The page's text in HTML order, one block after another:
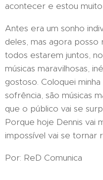
acontecer e estou
Antes era um sonho
deles, mas agora posso
todos estarem juntos,
músicas maravilhosas,
gostoso. Coloquei
sofrência, são músicas
que o público vai se
Porque hoje Dennis vai
impossível vai se tornar
Por: ReD Comunica